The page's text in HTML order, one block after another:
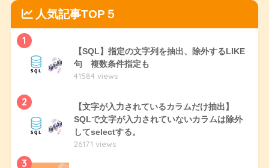
人気記事TOP５
1
【SQL】指定の文字列を抽出、除外するLIKE
句 複数条件指定も
41584 views
2
【文字が入力されているカラムだけ抽出】
SQLで文字が入力されていないカラムは除外
してselectする。
26171 views
3